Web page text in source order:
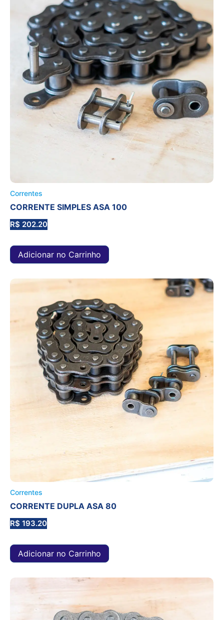
Correntes
CORRENTE SIMPLES ASA 100
R$ 202.20
Adicionar no Carrinho
Correntes
CORRENTE DUPLA ASA 80
R$ 193.20
Adicionar no Carrinho